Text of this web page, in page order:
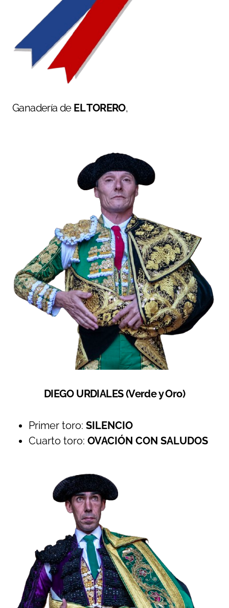
Ganadería de EL TORERO,
DIEGO URDIALES (Verde y Oro)
Primer toro: SILENCIO
Cuarto toro: OVACIÓN CON SALUDOS